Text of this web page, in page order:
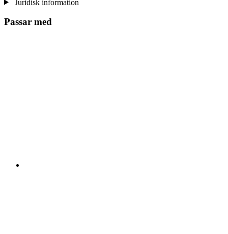
Juridisk information
Passar med